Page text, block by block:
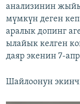
анализинин
мүмкүн деген
аралык допинг
ылайык келген
даяр экенин 7-
Шайлоонун